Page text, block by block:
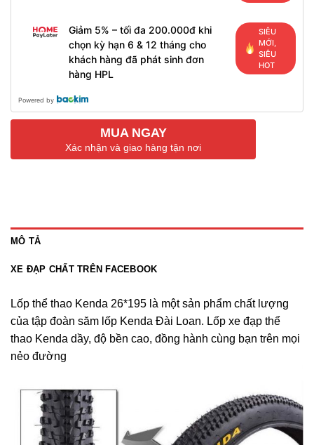
Giảm 5% – tối đa 200.000đ khi
chọn kỳ hạn 6 & 12 tháng cho
khách hàng đã phát sinh đơn
hàng HPL
SIÊU
MỚI,
SIÊU
HOT
Powered by
MUA NGAY
Xác nhận và giao hàng tận nơi
MÔ TẢ
XE ĐẠP CHẤT TRÊN FACEBOOK
Lốp thể thao Kenda 26*195 là một sản phẩm chất lượng
của tập đoàn săm lốp Kenda Đài Loan. Lốp xe đạp thể
thao Kenda dầy, độ bền cao, đồng hành cùng bạn trên mọi
nẻo đường